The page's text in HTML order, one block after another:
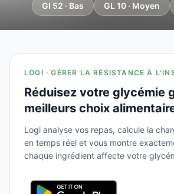
GI 52 · Bas GL 10 · Moyen
LOGI · GÉRER LA RÉSISTANCE À
Réduisez votre glycémie
meilleurs choix
Logi analyse vos repas, calcule la
en temps réel et vous montre
chaque ingrédient affecte votre